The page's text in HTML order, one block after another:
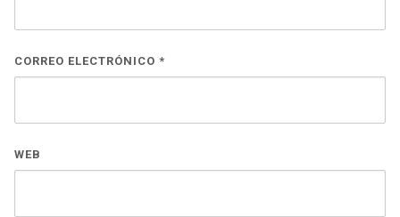
CORREO ELECTRÓNICO *
WEB